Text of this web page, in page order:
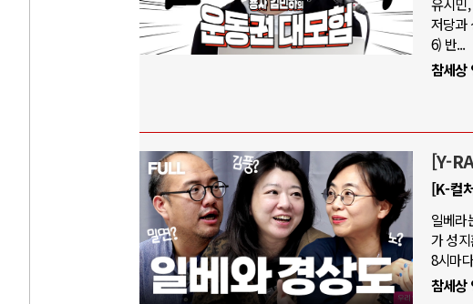
저당과
6) 반...
참세상
[Y-
[K-컬
일베라
가 성
8시마
참세상